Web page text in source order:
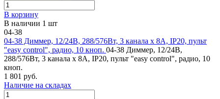
В корзину
В наличии 1 шт
04-38
04-38 Диммер, 12/24В, 288/576Вт, 3 канала х 8А, IP20, пульт
"easy control", радио, 10 кноп. 04-38 Диммер, 12/24В,
288/576Вт, 3 канала х 8А, IP20, пульт "easy control", радио, 10
кноп.
1 801 руб.
Наличие на складах